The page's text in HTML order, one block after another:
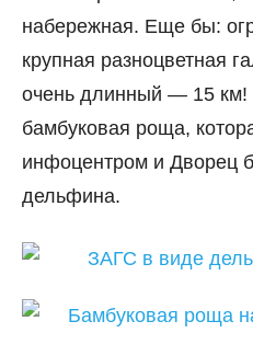
набережная. Еще бы:
крупная разноцветная
очень длинный — 15 км!
бамбуковая роща,
инфоцентром и Дворец
дельфина.